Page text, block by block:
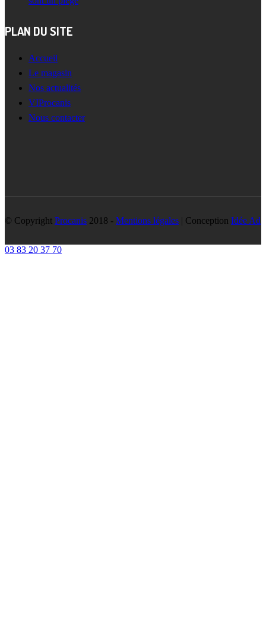
PLAN DU SITE
Accueil
Le magasin
Nos actualités
VIProcanis
Nous contacter
© Copyright Procanis 2018 - Mentions légales | Conception Idée Ad
03 83 20 37 70